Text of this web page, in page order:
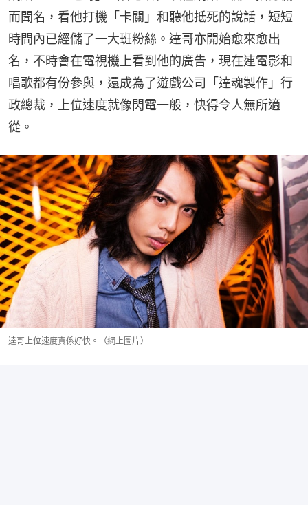
而聞名，看他打機「卡關」和聽他抵死的說話，短短
時間內已經儲了一大班粉絲。達哥亦開始愈來愈出
名，不時會在電視機上看到他的廣告，現在連電影和
唱歌都有份參與，還成為了遊戲公司「達魂製作」行
政總裁，上位速度就像閃電一般，快得令人無所適
從。
達哥上位速度真係好快。（網上圖片）